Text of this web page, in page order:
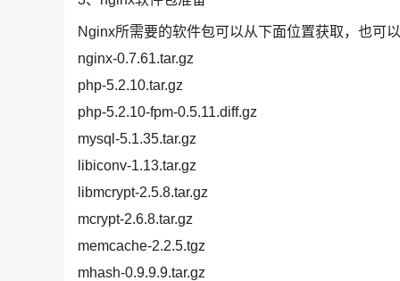
Nginx所需要的软件包可以从下面位置获取，也可
nginx-0.7.61.tar.gz
php-5.2.10.tar.gz
php-5.2.10-fpm-0.5.11.diff.gz
mysql-5.1.35.tar.gz
libiconv-1.13.tar.gz
libmcrypt-2.5.8.tar.gz
mcrypt-2.6.8.tar.gz
memcache-2.2.5.tgz
mhash-0.9.9.9.tar.gz